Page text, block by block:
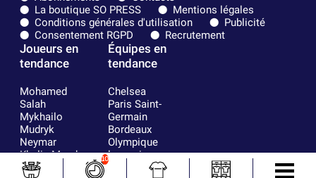
La boutique SO PRESS
Mentions légales
Conditions générales d'utilisation
Publicité
Consentement RGPD
Recrutement
Joueurs en
tendance
Mohamed
Salah
Mykhailo
Mudryk
Neymar
Khalis Merah
Loïs Openda
Équipes en
tendance
Chelsea
Paris Saint-
Germain
Bordeaux
Olympique
lyonnais
FIFA
10